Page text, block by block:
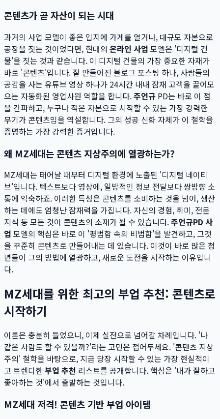
콘텐츠가 곧 자산이 되는 시대
과거의 사업 모델이 좋은 입지에 가게를 열거나, 대규모 자본으로
공장을 짓는 것이었다면, 현대의 온라인 사업 모델은 '디지털 건
물'을 짓는 것과 같습니다. 이 디지털 건물의 가장 중요한 자재가
바로 '콘텐츠'입니다. 잘 만들어진 블로그 포스팅 하나, 사람들의
공감을 사는 유튜브 영상 하나가 24시간 내내 잠재 고객을 끌어모
으는 자동화된 영업사원 역할을 합니다.주언규 PD는 바로 이 점
을 간파하고, 누구나 적은 자본으로 시작할 수 있는 가장 강력한
무기가 콘텐츠임을 역설합니다. 그의 성공 신화 자체가 이 철학을
증명하는 가장 강력한 증거입니다.
왜 MZ세대는 콘텐츠 지상주의에 열광하는가?
MZ세대는 태어날 때부터 디지털 환경에 노출된 '디지털 네이티
브'입니다. 텍스트보다 영상에, 일방적인 정보 전달보다 쌍방향 소
통에 익숙하죠. 이러한 특성은 콘텐츠를 소비하는 것을 넘어, 생산
하는 데에도 엄청난 잠재력을 가집니다. 자신의 경험, 취미, 전문
지식 등 모든 것이 콘텐츠의 소재가 될 수 있습니다.주언규PD 사
업 모델의 핵심은 바로 이 '평범함 속의 비범함'을 발견하고, 그것
을 꾸준히 콘텐츠로 만들어내는 데 있습니다. 이것이 바로 많은 청
년들이 그의 방법에 열광하고, 새로운 도전을 시작하는 이유입니
다.
MZ세대를 위한 최고의 부업 추천: 콘텐츠로
시작하기
이론은 충분히 들었으니, 이제 실전으로 넘어갈 차례입니다. '나
같은 사람도 할 수 있을까?'라는 고민은 접어두세요. '콘텐츠 지상
주의' 철학을 바탕으로, 지금 당장 시작할 수 있는 가장 현실적이
고 트렌디한부업 추천 리스트를 공개합니다. 핵심은 '내가 잘하고
좋아하는 것'에서 출발하는 것입니다.
MZ세대 저격! 콘텐츠 기반 부업 아이템